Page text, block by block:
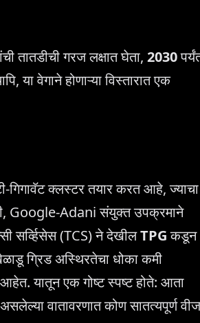
तातडीची गरज लक्षात घेता, 2030
या वेगाने होणाऱ्या विस्तारात एक
गिगावॅट क्लस्टर तयार करत आहे, ज्याचा
Google-Adani संयुक्त उपक्रमाने
(TCS) ने देखीलTPGकडून
ग्रिड अस्थिरतेचा धोका कमी
यातून एक गोष्ट स्पष्ट होते: आता
वातावरणात कोण सातत्यपूर्ण वीज